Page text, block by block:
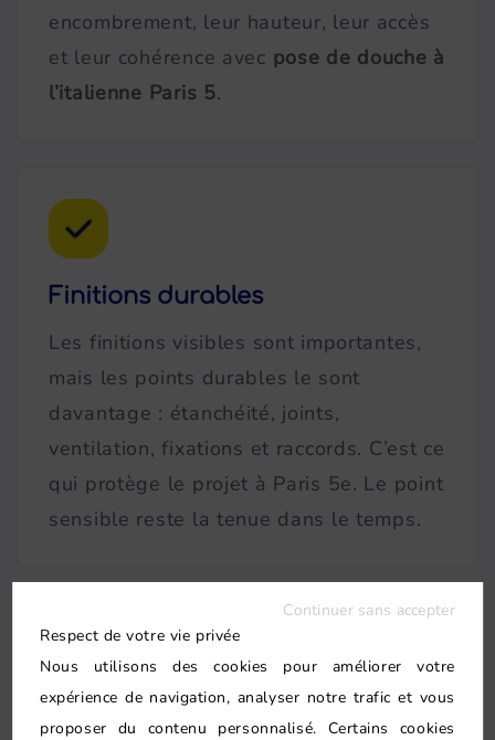
encombrement, leur hauteur, leur accès
et leur cohérence avec pose de douche à
l’italienne Paris 5.
Finitions durables
Les finitions visibles sont importantes,
mais les points durables le sont
davantage : étanchéité, joints,
ventilation, fixations et raccords. C’est ce
qui protège le projet à Paris 5e. Le point
sensible reste la tenue dans le temps.
Conseil personnalisé
Continuer sans accepter
Respect de votre vie privée
Nous utilisons des cookies pour améliorer votre
expérience de navigation, analyser notre trafic et vous
proposer du contenu personnalisé. Certains cookies